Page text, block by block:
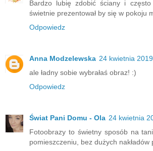
Bardzo lubię zdobić ściany i
świetnie prezentował by się w pokoju
Odpowiedz
Anna Modzelewska 24 kwietnia
ale ładny sobie wybrałaś obraz! :)
Odpowiedz
Świat Pani Domu - Ola 24 kwietnia
Fotoobrazy to świetny sposób na
pomieszczeniu, bez dużych nakładów